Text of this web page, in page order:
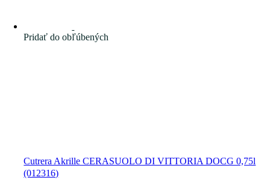
Pridať do obľúbených
Cutrera Akrille CERASUOLO DI VITTORIA DOCG 0,75l
(012316)